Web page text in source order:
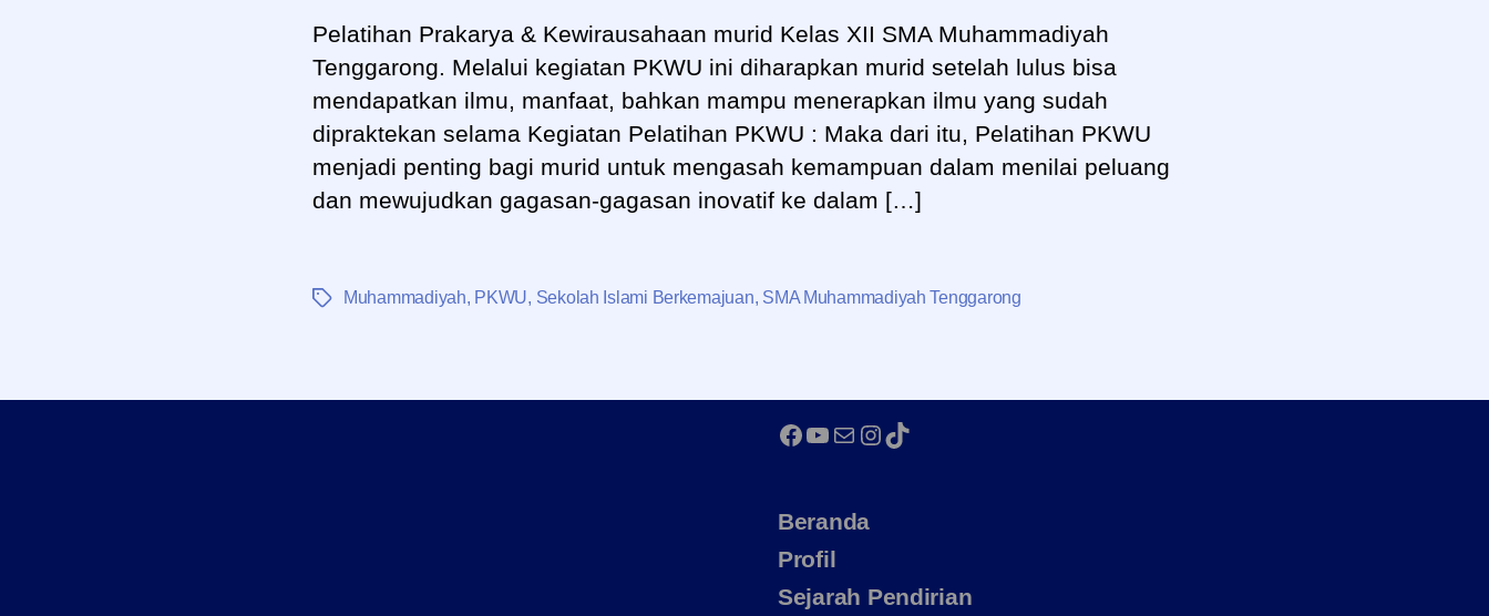
Pelatihan Prakarya & Kewirausahaan murid Kelas XII SMA Muhammadiyah
Tenggarong. Melalui kegiatan PKWU ini diharapkan murid setelah lulus bisa
mendapatkan ilmu, manfaat, bahkan mampu menerapkan ilmu yang sudah
dipraktekan selama Kegiatan Pelatihan PKWU : Maka dari itu, Pelatihan PKWU
menjadi penting bagi murid untuk mengasah kemampuan dalam menilai peluang
dan mewujudkan gagasan-gagasan inovatif ke dalam […]
Tag Muhammadiyah, PKWU, Sekolah Islami Berkemajuan, SMA Muhammadiyah Tenggarong
Facebook
YouTube
MailInstagram
TikTok
Beranda
Profil
Sejarah Pendirian